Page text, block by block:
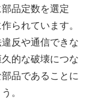
品定数を選定
られています。
反や通信できな
的な破壊につな
品であることに
。